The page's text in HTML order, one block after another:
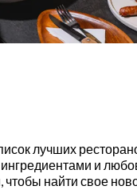
лучших
и
найти свое